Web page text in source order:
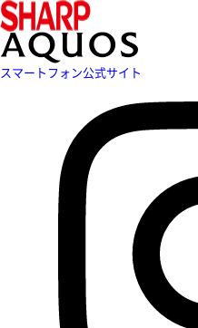
スマートフォン公式サイト